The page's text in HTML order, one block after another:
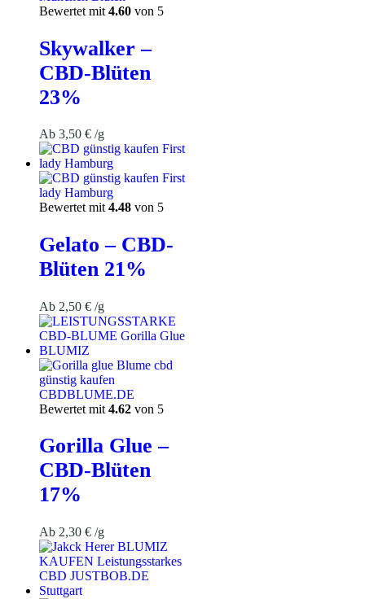
Bewertet mit 4.60 von 5
Skywalker –
CBD-Blüten
23%
Ab 3,50 € /g
Bewertet mit4.48 von 5
Gelato – CBD-
Blüten 21%
Ab 2,50 € /g
Bewertet mit 4.62 von 5
Gorilla Glue –
CBD-Blüten
17%
Ab 2,30 € /g